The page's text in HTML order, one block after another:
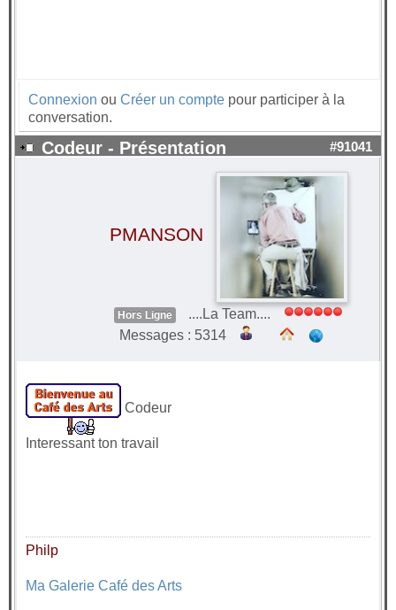
Connexion ou Créer un compte pour participer à la
conversation.
Codeur - Présentation #91041
PMANSON
Hors Ligne
....La Team....
Messages : 5314
Codeur
Interessant ton travail
Philp
Ma Galerie Café des Arts